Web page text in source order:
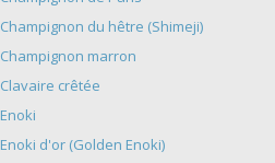
Champignon du hêtre (Shimeji)
Champignon marron
Clavaire crêtée
Enoki
Enoki d'or (Golden Enoki)